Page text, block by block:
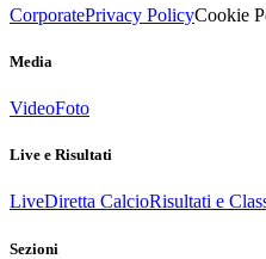
CorporatePrivacy PolicyCookie
Media
VideoFoto
Live e Risultati
LiveDiretta CalcioRisultati e
Sezioni